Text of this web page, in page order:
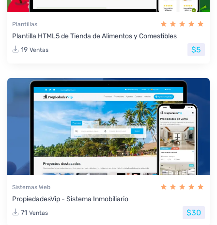
Plantillas
Plantilla HTML5 de Tienda de Alimentos y Comestibles
19 Ventas $5
Sistemas Web
PropiedadesVip - Sistema Inmobiliario
71 Ventas $30